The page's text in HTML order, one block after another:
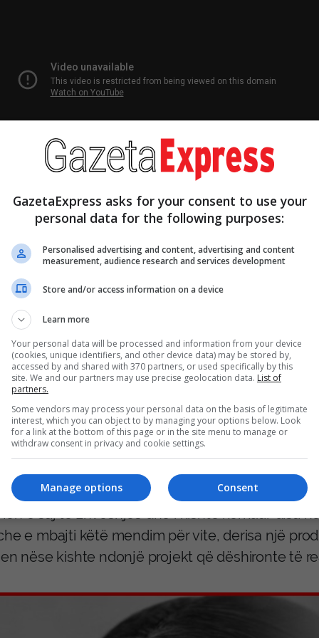
me Khanin, Binoche ndërtoi harkun
gati terapeutike, me trajneren e aktrimit
nga Su-Man Hsu. Pyetjet që e
pse njeriu ka kaq shumë nevojë për tjetrin,
dhe kur vazhdojmë edhe pse dashuria
I u shfaq për herë të parë në Londër, në vitin
projekti u bë një pikë kthese personale
herë nëpër botë, ndërsa motra e saj, regjisorja
nga provat. Binoche i përpunoi më vonë
të rëndësishme ia kishte dhënë edhe
Academy of Music në vitin 2008, aktori dhe
e saj të zhveshjes dhe i kishte kërkuar disa
e mbajti këtë mendim për vite, derisa një
nëse kishte ndonjë projekt që dëshironte të
GazetaExpress asks for your consent to use your
personal data for the following purposes:
Personalised advertising and content, advertising and content
measurement, audience research and services development
Store and/or access information on a device
Learn more
Your personal data will be processed and information from your device
(cookies, unique identifiers, and other device data) may be stored by,
accessed by and shared with 370 partners, or used specifically by this
site. We and our partners may use precise geolocation data. List of
partners.
Some vendors may process your personal data on the basis of legitimate
interest, which you can object to by managing your options below. Look
for a link at the bottom of this page or in the site menu to manage or
withdraw consent in privacy and cookie settings.
Consent
Manage options